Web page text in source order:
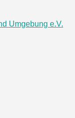
Umgebung e.V.